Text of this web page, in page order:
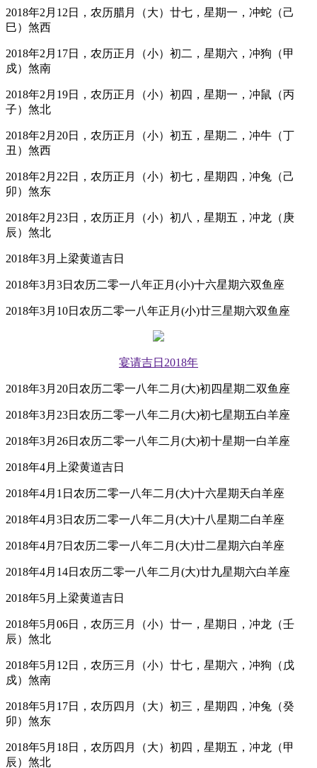
2018年2月12日，农历腊月（大）廿七，星期一，冲蛇（己
巳）煞西
2018年2月17日，农历正月（小）初二，星期六，冲狗（甲
戍）煞南
2018年2月19日，农历正月（小）初四，星期一，冲鼠（丙
子）煞北
2018年2月20日，农历正月（小）初五，星期二，冲牛（丁
丑）煞西
2018年2月22日，农历正月（小）初七，星期四，冲兔（己
卯）煞东
2018年2月23日，农历正月（小）初八，星期五，冲龙（庚
辰）煞北
2018年3月上梁黄道吉日
2018年3月3日农历二零一八年正月(小)十六星期六双鱼座
2018年3月10日农历二零一八年正月(小)廿三星期六双鱼座
宴请吉日2018年
2018年3月20日农历二零一八年二月(大)初四星期二双鱼座
2018年3月23日农历二零一八年二月(大)初七星期五白羊座
2018年3月26日农历二零一八年二月(大)初十星期一白羊座
2018年4月上梁黄道吉日
2018年4月1日农历二零一八年二月(大)十六星期天白羊座
2018年4月3日农历二零一八年二月(大)十八星期二白羊座
2018年4月7日农历二零一八年二月(大)廿二星期六白羊座
2018年4月14日农历二零一八年二月(大)廿九星期六白羊座
2018年5月上梁黄道吉日
2018年5月06日，农历三月（小）廿一，星期日，冲龙（壬
辰）煞北
2018年5月12日，农历三月（小）廿七，星期六，冲狗（戊
戍）煞南
2018年5月17日，农历四月（大）初三，星期四，冲兔（癸
卯）煞东
2018年5月18日，农历四月（大）初四，星期五，冲龙（甲
辰）煞北